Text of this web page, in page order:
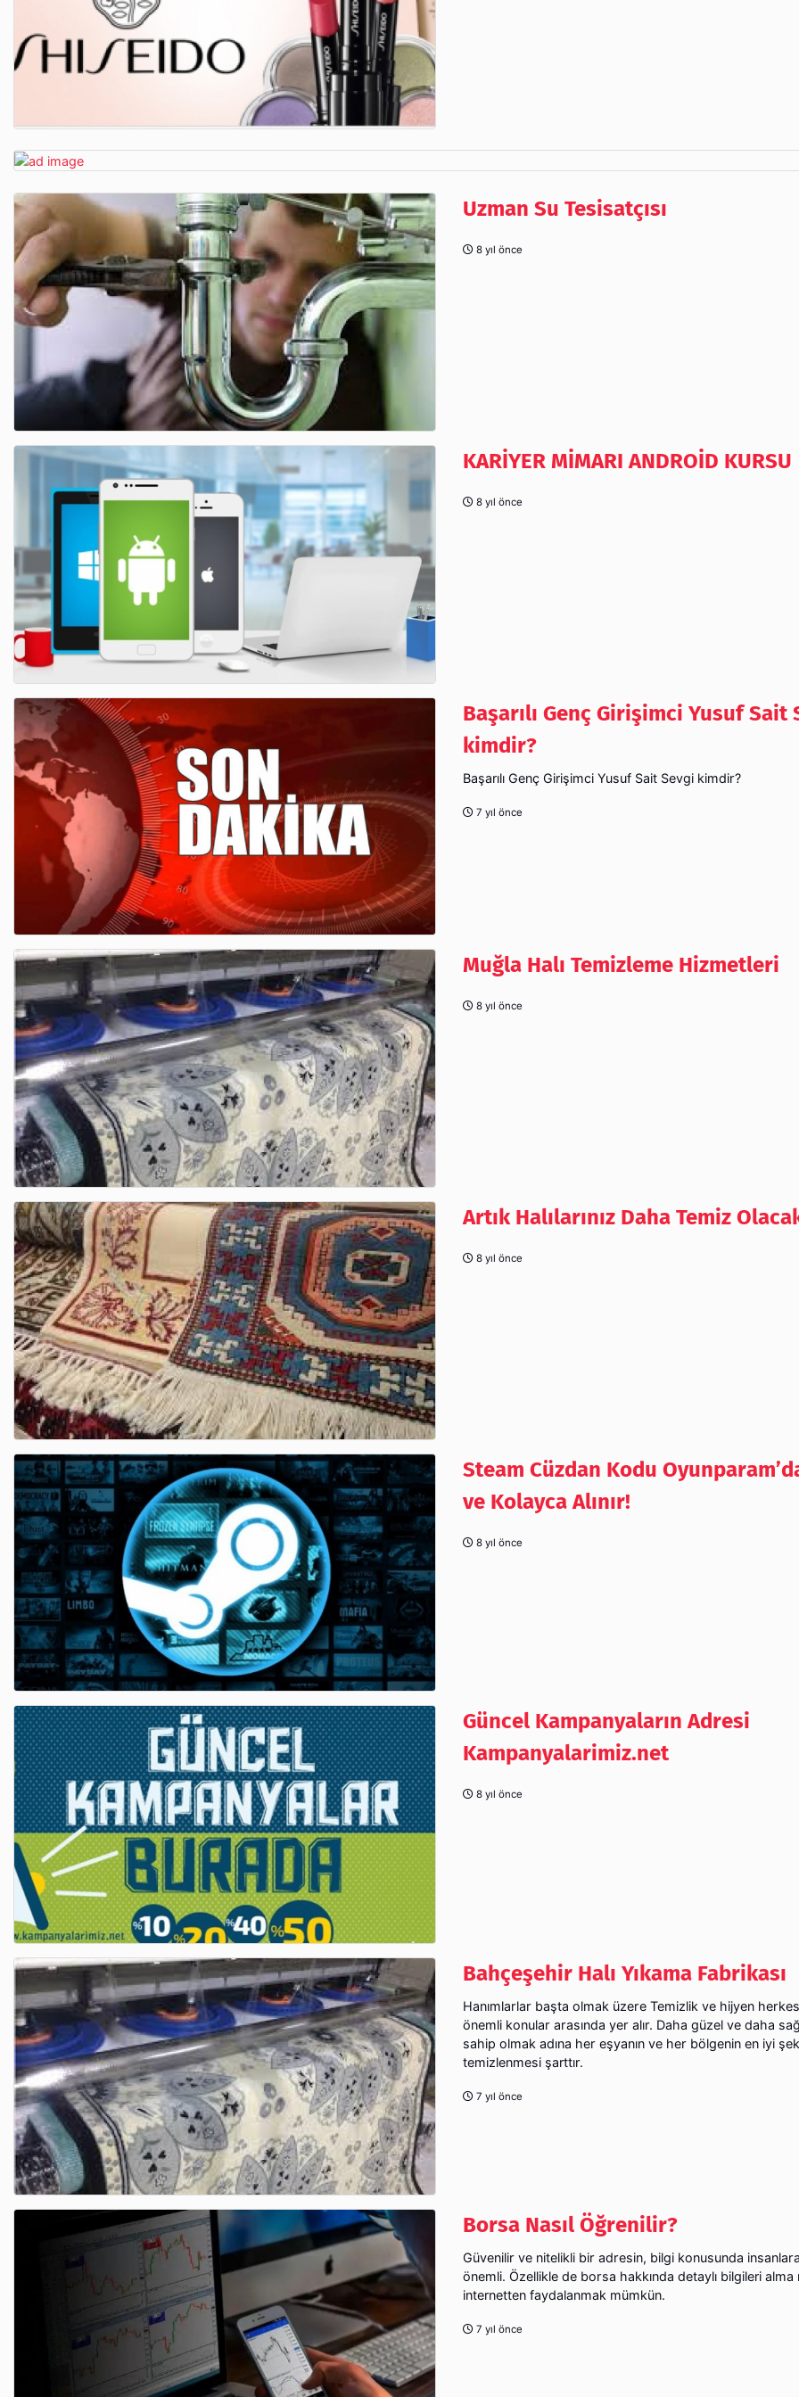
Uzman Su Tesisatçısı
8 yıl önce
KARİYER MİMARI ANDROİD KURSU
8 yıl önce
Başarılı Genç Girişimci Yusuf Sait
kimdir?
Başarılı Genç Girişimci Yusuf Sait Sevgi kimdir?
7 yıl önce
Muğla Halı Temizleme Hizmetleri
8 yıl önce
Artık Halılarınız Daha Temiz
8 yıl önce
Steam Cüzdan Kodu
ve Kolayca Alınır!
8 yıl önce
Güncel Kampanyaların Adresi
Kampanyalarimiz.net
8 yıl önce
Bahçeşehir Halı Yıkama Fabrikası
Hanımlarlar başta olmak üzere Temizlik ve hijyen
önemli konular arasında yer alır. Daha güzel ve daha
sahip olmak adına her eşyanın ve her bölgenin en iyi
temizlenmesi şarttır.
7 yıl önce
Borsa Nasıl Öğrenilir?
Güvenilir ve nitelikli bir adresin, bilgi konusunda
önemli. Özellikle de borsa hakkında detaylı bilgileri alma
internetten faydalanmak mümkün.
7 yıl önce